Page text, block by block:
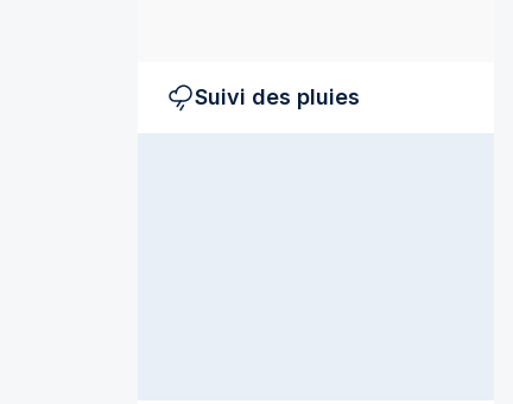
Suivi des pluies